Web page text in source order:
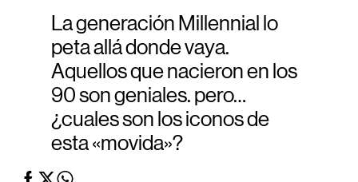
La generación Millennial lo
peta allá donde vaya.
Aquellos que nacieron en los
90 son geniales. pero…
¿cuales son los iconos de
esta «movida»?